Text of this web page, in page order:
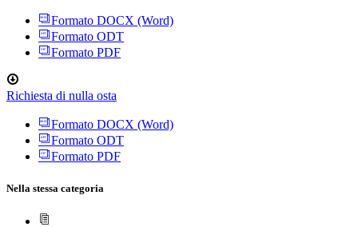
Formato DOCX (Word)
Formato ODT
Formato PDF
Richiesta di nulla osta
Formato DOCX (Word)
Formato ODT
Formato PDF
Nella stessa categoria